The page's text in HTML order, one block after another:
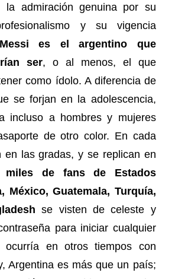
la admiración genuina por su
y su vigencia
Messi es el argentino que
ser, o al menos, el que
como ídolo. A diferencia de
se forjan en la adolescencia,
incluso a hombres y mujeres
de otro color. En cada
en las gradas, y se replican en
miles de fans de Estados
México, Guatemala, Turquía,
se visten de celeste y
para iniciar cualquier
ocurría en otros tiempos con
Argentina es más que un país;